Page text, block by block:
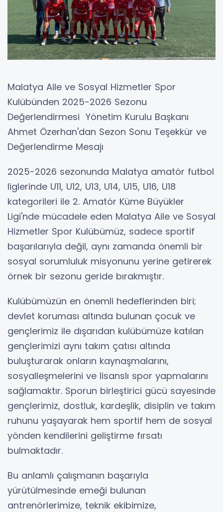
Malatya Aile ve Sosyal Hizmetler Spor
Kulübünden 2025-2026 Sezonu
Değerlendirmesi Yönetim Kurulu Başkanı
Ahmet Özerhan'dan Sezon Sonu Teşekkür ve
Değerlendirme Mesajı
2025-2026 sezonunda Malatya amatör futbol
liglerinde U11, U12, U13, U14, U15, U16, U18
kategorileri ile 2. Amatör Küme Büyükler
Ligi'nde mücadele eden Malatya Aile ve Sosyal
Hizmetler Spor Kulübümüz, sadece sportif
başarılarıyla değil, aynı zamanda önemli bir
sosyal sorumluluk misyonunu yerine getirerek
örnek bir sezonu geride bırakmıştır.
Kulübümüzün en önemli hedeflerinden biri;
devlet koruması altında bulunan çocuk ve
gençlerimiz ile dışarıdan kulübümüze katılan
gençlerimizi aynı takım çatısı altında
buluşturarak onların kaynaşmalarını,
sosyalleşmelerini ve lisanslı spor yapmalarını
sağlamaktır. Sporun birleştirici gücü sayesinde
gençlerimiz, dostluk, kardeşlik, disiplin ve takım
ruhunu yaşayarak hem sportif hem de sosyal
yönden kendilerini geliştirme fırsatı
bulmaktadır.
Bu anlamlı çalışmanın başarıyla
yürütülmesinde emeği bulunan
antrenörlerimize, teknik ekibimize,